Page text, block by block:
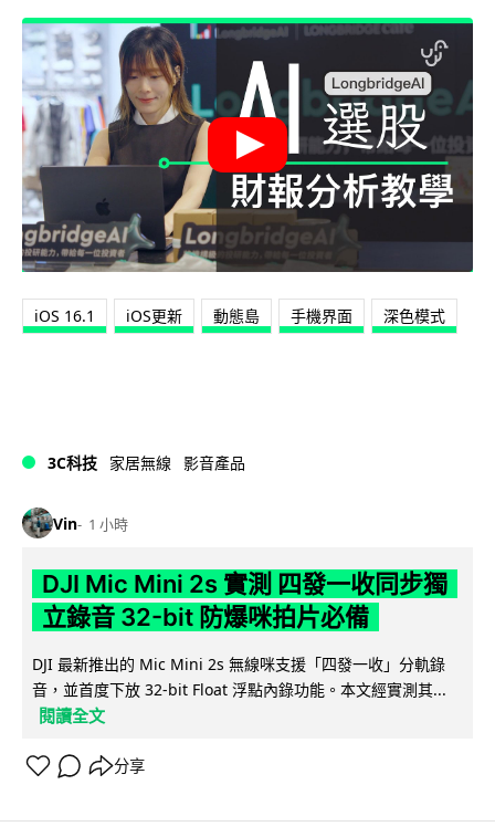
iOS 16.1 iOS更新 動態島 手機界面 深色模式
3C科技 家居無線 影音產品
Vin 1 小時
DJI Mic Mini 2s 實測 四發一收同步獨
立錄音 32-bit 防爆咪拍片必備
DJI 最新推出的 Mic Mini 2s 無線咪支援「四發一收」分軌錄
音，並首度下放 32-bit Float 浮點內錄功能。本文經實測其...
閱讀全文
分享